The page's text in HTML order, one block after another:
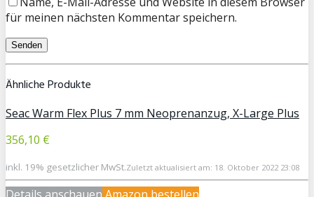
für meinen nächsten Kommentar speichern.
Ähnliche Produkte
Seac Warm Flex Plus 7 mm Neoprenanzug, X-Large Plus
356,10 €
inkl. 19% gesetzlicher MwSt.Zuletzt aktualisiert am: 18. Oktober 2022 23:08